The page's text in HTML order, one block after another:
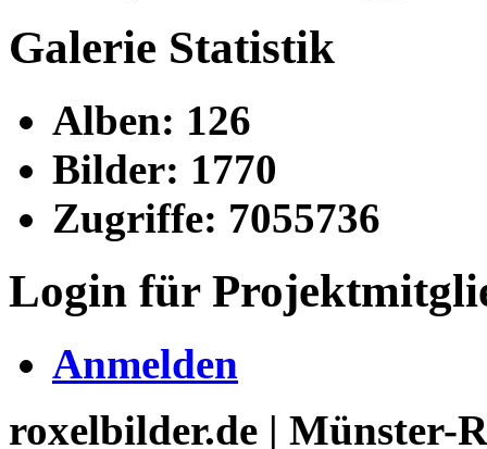
Galerie Statistik
Alben: 126
Bilder: 1770
Zugriffe: 7055736
Login für
Anmelden
roxelbilder.de | Münster-